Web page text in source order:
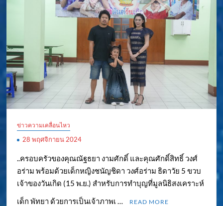
ข่าวความเคลื่อนไหว
28 พฤศจิกายน 2024
..ครอบครัวของคุณณัฐธยา งามศักดิ์ และคุณศักดิ์สิทธิ์ วงศ์
อร่าม พร้อมด้วยเด็กหญิงชนัญชิดา วงศ์อร่าม ธิดาวัย 5 ขวบ
เจ้าของวันเกิด (15 พ.ย.) สำหรับการทำบุญที่มูลนิธิสงเคราะห์
เด็ก พัทยา ด้วยการเป็นเจ้าภาพเ …
READ MORE